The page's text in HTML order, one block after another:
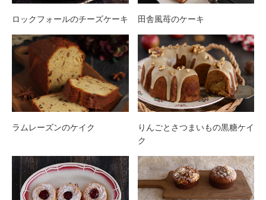
ロックフォールのチーズケーキ 田舎風苺のケーキ
ラムレーズンのケイク
りんごとさつまいもの黒糖ケイ
ク